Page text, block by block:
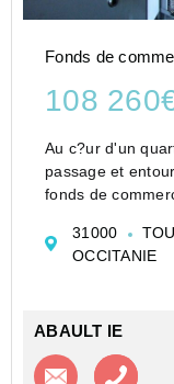
Fonds de
108
Au c?ur d'un
passage et
fonds de
fidèle, actifs le
31000
OCCITANIE
ABAULT IE
Contacter